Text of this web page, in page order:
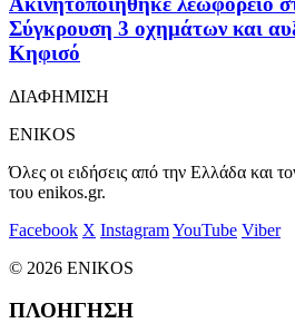
Σύγκρουση 3 οχημάτων και
Κηφισό
ΔΙΑΦΗΜΙΣΗ
ENIKOS
Όλες οι ειδήσεις από την Ελλάδα και
του enikos.gr.
Facebook X InstagramYouTube Viber
© 2026 ENIKOS
ΠΛΟΗΓΗΣΗ